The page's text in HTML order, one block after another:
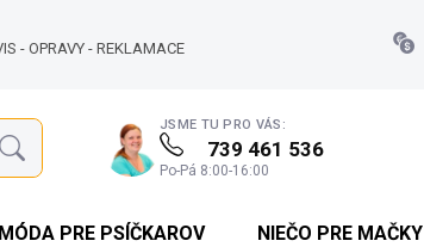
- OPRAVY - REKLAMACE
JSME TU PRO VÁS:
739 461 536
Po-Pá 8:00-16:00
MÓDA PRE PSÍČKAROV NIEČO PRE MAČKY